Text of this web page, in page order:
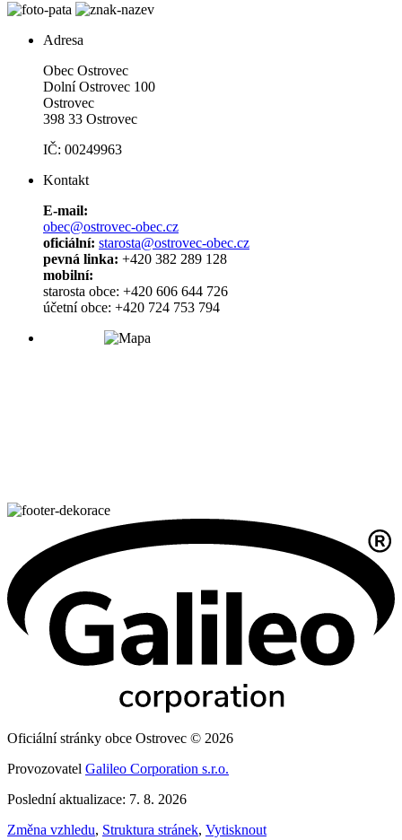
Adresa
Obec Ostrovec
Dolní Ostrovec 100
Ostrovec
398 33 Ostrovec
IČ: 00249963
Kontakt
E-mail:
obec@ostrovec-obec.cz
oficiální: starosta@ostrovec-obec.cz
pevná linka: +420 382 289 128
mobilní:
starosta obce: +420 606 644 726
účetní obce: +420 724 753 794
Oficiální stránky obce Ostrovec © 2026
Provozovatel Galileo Corporation s.r.o.
Poslední aktualizace: 7. 8. 2026
Změna vzhledu, Struktura stránek, Vytisknout